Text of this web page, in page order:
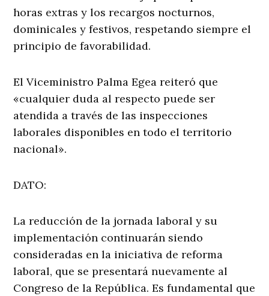
horas extras y los recargos nocturnos,
dominicales y festivos, respetando siempre el
principio de favorabilidad.
El Viceministro Palma Egea reiteró que
«cualquier duda al respecto puede ser
atendida a través de las inspecciones
laborales disponibles en todo el territorio
nacional».
DATO:
La reducción de la jornada laboral y su
implementación continuarán siendo
consideradas en la iniciativa de reforma
laboral, que se presentará nuevamente al
Congreso de la República. Es fundamental que